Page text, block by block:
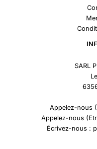
SARL
Appelez-nous
Appelez-nous
Écrivez-nous :